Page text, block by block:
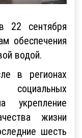
22 сентября
обеспечения
водой.
в регионах
укрепление
жизни
шесть